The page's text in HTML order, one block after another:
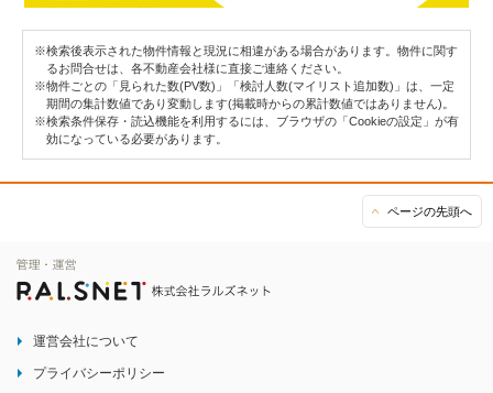
※検索後表示された物件情報と現況に相違がある場合があります。物件に関す
るお問合せは、各不動産会社様に直接ご連絡ください。
※物件ごとの「見られた数(PV数)」「検討人数(マイリスト追加数)」は、一定
期間の集計数値であり変動します(掲載時からの累計数値ではありません)。
※検索条件保存・読込機能を利用するには、ブラウザの「Cookieの設定」が有
効になっている必要があります。
ページの先頭へ
運営会社について
プライバシーポリシー